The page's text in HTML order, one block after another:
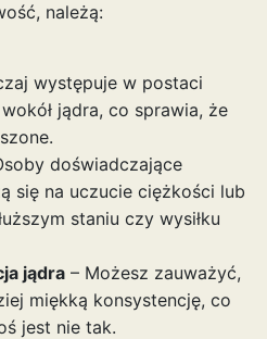
należą:
występuje w postaci
jądra, co sprawia, że
doświadczające
się na uczucie ciężkości lub
staniu czy wysiłku
jądra– Możesz zauważyć,
miękką konsystencję, co
jest nie tak.